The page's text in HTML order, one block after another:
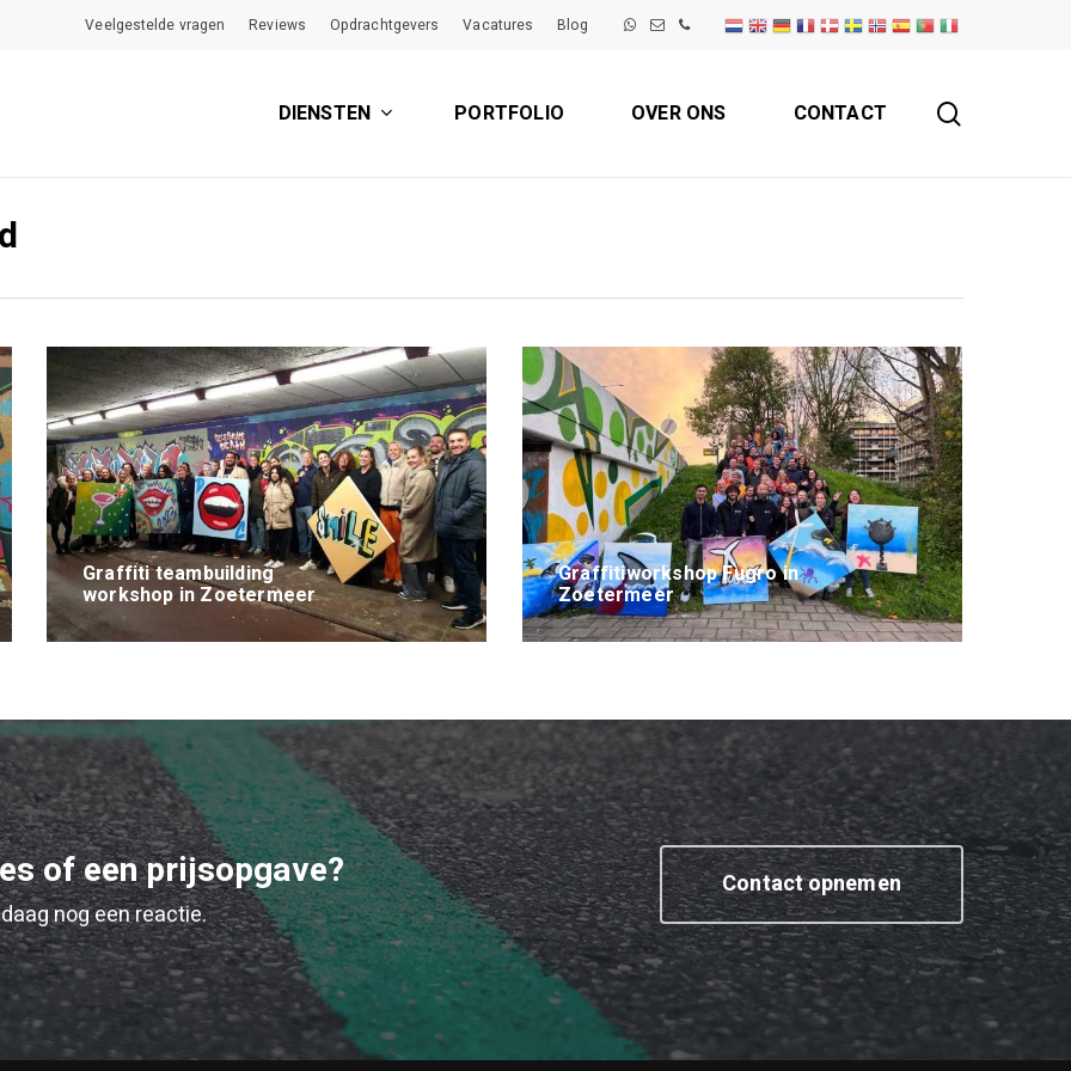
Veelgestelde vragen Reviews Opdrachtgevers Vacatures Blog
DIENSTEN PORTFOLIO OVER ONS CONTACT
Graffiti teambuilding
workshop in Zoetermeer
Graffitiworkshop Fugro in
Zoetermeer
of een prijsopgave?
nog een reactie.
Contact opnemen